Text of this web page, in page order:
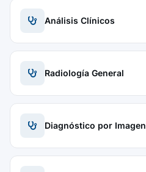
Análisis Clínicos
Radiología General
Diagnóstico por Imagen